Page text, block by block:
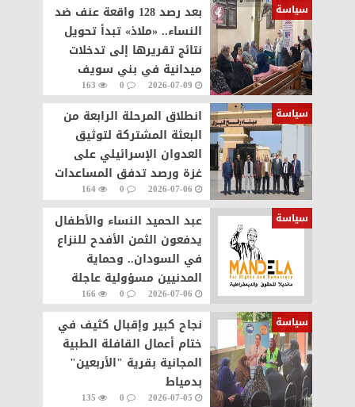
سياسة
بعد رصد 128 واقعة عنف ضد
النساء.. «ملاذ» تبدأ تحويل
نتائج تقريرها إلى تدخلات
ميدانية في بني سويف
2026-07-09
0
163
سياسة
انطلاق المرحلة الرابعة من
البعثة المشتركة لتوثيق
العدوان الإسرائيلي على
غزة ورصد تدفق المساعدات
والجرحى
2026-07-06
0
164
سياسة
عبد الحميد النساء والأطفال
يدفعون الثمن الأفدح للنزاع
في السودان.. وحماية
المدنيين مسؤولية عاجلة
2026-07-06
0
166
سياسة
نجاح كبير وإقبال كثيف في
ختام أعمال القافلة الطبية
المجانية بقرية "الأربعين"
بدمياط
2026-07-05
0
135